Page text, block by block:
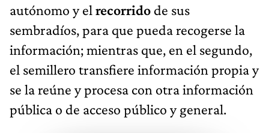
autónomo y el recorrido de sus
sembradíos, para que pueda recogerse la
información; mientras que, en el segundo,
el semillero transfiere información propia y
se la reúne y procesa con otra información
pública o de acceso público y general.